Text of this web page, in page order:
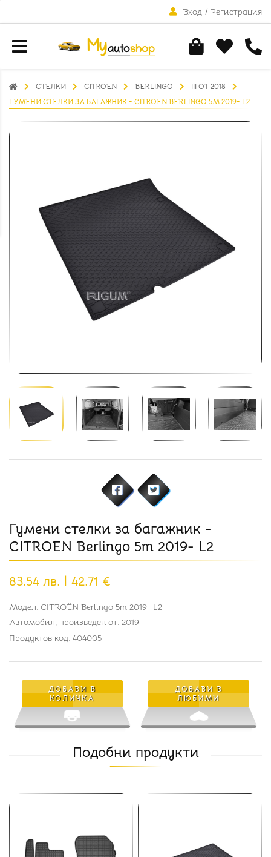
Вход / Регистрация
СТЕЛКИ CITROEN BERLINGO
III ОТ 2018
ГУМЕНИ СТЕЛКИ ЗА БАГАЖНИК - CITROEN BERLINGO 5M 2019- L2
Гумени стелки за багажник -
CITROEN Berlingo 5m 2019- L2
83.54 лв. | 42.71 €
Модел: CITROËN Berlingo 5m 2019- L2
Автомобил, произведен от: 2019
Продуктов код: 404005
ДОБАВИ В
КОЛИЧКА
ДОБАВИ В
ЛЮБИМИ
Подобни продукти